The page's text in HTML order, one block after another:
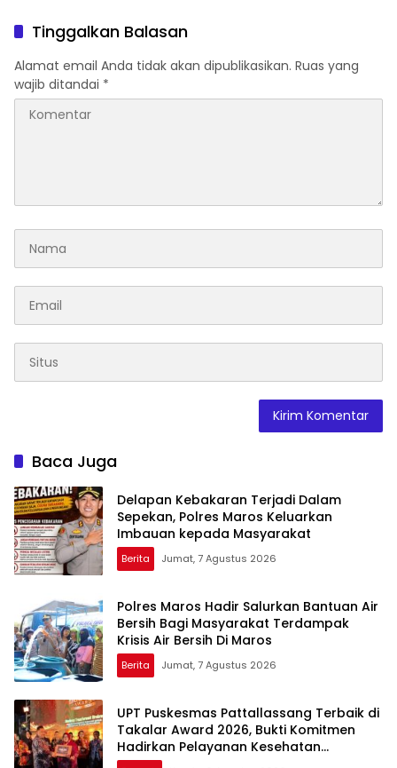
Takalar Menyalakan
Lentera Pengabdian
Melalui Malam Apresiasi
dan Inovasi Award 2026
Berprestasi
Tinggalkan Balasan
Alamat email Anda tidak akan dipublikasikan. Ruas yang
wajib ditandai *
Baca Juga
Delapan Kebakaran Terjadi Dalam
Sepekan, Polres Maros Keluarkan
Imbauan kepada Masyarakat
Berita Jumat, 7 Agustus 2026
Polres Maros Hadir Salurkan Bantuan Air
Bersih Bagi Masyarakat Terdampak
Krisis Air Bersih Di Maros
Berita Jumat, 7 Agustus 2026
UPT Puskesmas Pattallassang Terbaik di
Takalar Award 2026, Bukti Komitmen
Hadirkan Pelayanan Kesehatan
Berkualitas